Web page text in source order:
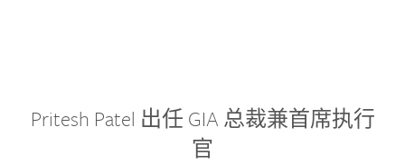
Pritesh Patel 出任 GIA 总裁兼首席执行
官